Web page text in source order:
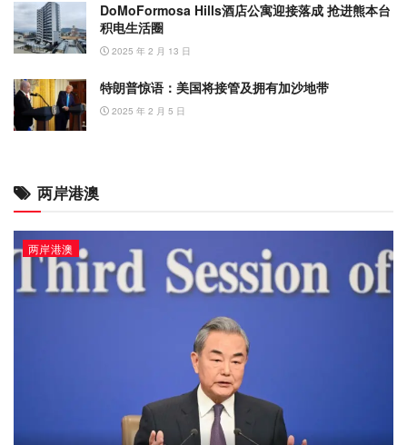
DoMoFormosa Hills酒店公寓迎接落成 抢进熊本台
积电生活圈
2025 年 2 月 13 日
特朗普惊语：美国将接管及拥有加沙地带
2025 年 2 月 5 日
两岸港澳
两岸港澳